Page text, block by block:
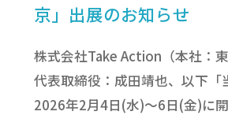
京」出展のお知らせ
株式会社Take Action（本社：東
代表取締役：成田靖也、以下「
2026年2月4日(水)～6日(金)に